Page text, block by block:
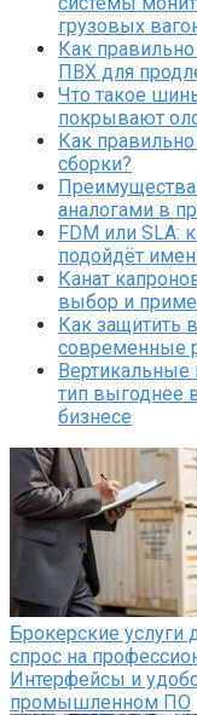
грузовых
Как
ПВХ для
Что такое
покрывают
Как
сборки?
аналогами в
FDM или SLA:
подойдёт
Канат
выбор и
Как защитить
современные
Вертикальные
тип выгоднее
бизнесе
Брокерские услуги
спрос на
Интерфейсы и
промышленном ПО